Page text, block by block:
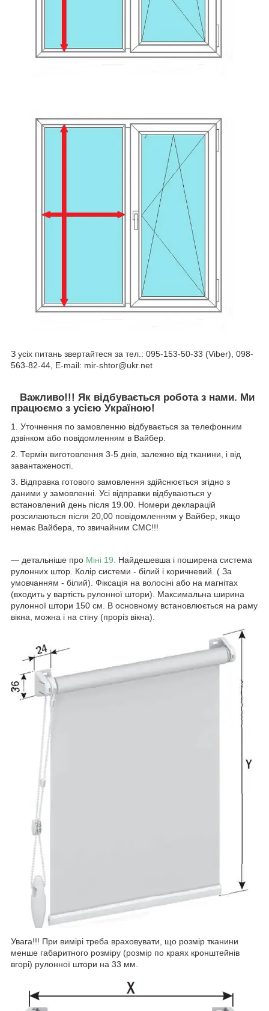
З усіх питань звертайтеся за тел.: 095-153-50-33 (Viber), 098-
563-82-44, E-mail: mir-shtor@ukr.net
Важливо!!! Як відбувається робота з нами. Ми
працюємо з усією Україною!
1. Уточнення по замовленню відбувається за телефонним
дзвінком або повідомленням в Вайбер.
2. Термін виготовлення 3-5 днів, залежно від тканини, і від
завантаженості.
3. Відправка готового замовлення здійснюється згідно з
даними у замовленні. Усі відправки відбуваються у
встановлений день після 19.00. Номери декларацій
розсилаються після 20,00 повідомленням у Вайбер, якщо
немає Вайбера, то звичайним СМС!!!
― детальніше про Міні 19. Найдешевша і поширена система
рулонних штор. Колір системи - білий і коричневий. ( За
умовчанням - білий). Фіксація на волосіні або на магнітах
(входить у вартість рулонної штори). Максимальна ширина
рулонної штори 150 см. В основному встановлюється на раму
вікна, можна і на стіну (проріз вікна).
Увага!!! При вимірі треба враховувати, що розмір тканини
менше габаритного розміру (розмір по краях кронштейнів
вгорі) рулонної штори на 33 мм.